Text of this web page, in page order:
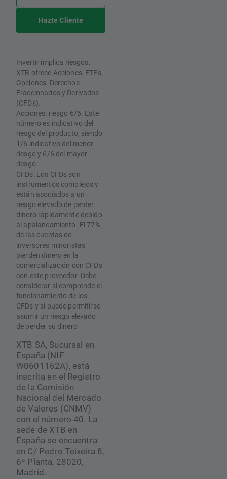
Hazte Cliente
Invertir implica riesgos.
XTB ofrece Acciones, ETFs,
Opciones, Derechos
Fraccionados y Derivados
(CFDs).
Acciones: riesgo 6/6. Este
número es indicativo del
riesgo del producto, siendo
1/6 indicativo del menor
riesgo y 6/6 del mayor
riesgo.
CFDs: Los CFDs son
instrumentos complejos y
están asociados a un
riesgo elevado de perder
dinero rápidamente debido
al apalancamiento. El 77%
de las cuentas de
inversores minoristas
pierden dinero en la
comercialización con CFDs
con este proveedor. Debe
considerar si comprende el
funcionamiento de los
CFDs y si puede permitirse
asumir un riesgo elevado
de perder su dinero
XTB SA, Sucursal en
España (NIF
W0601162A), está
inscrita en el Registro
de la Comisión
Nacional del Mercado
de Valores (CNMV)
con el número 40. La
sede de XTB en
España se encuentra
en C/ Pedro Teixeira 8,
6ª Planta, 28020,
Madrid.